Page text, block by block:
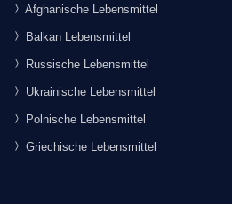
Afghanische Lebensmittel
Balkan Lebensmittel
Russische Lebensmittel
Ukrainische Lebensmittel
Polnische Lebensmittel
Griechische Lebensmittel